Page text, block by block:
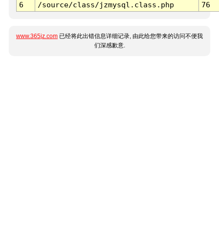
6
/source/class/jzmysql.class.php 76
www.365jz.com 已经将此出错信息详细记录, 由此给您带来的访问不便我
们深感歉意.